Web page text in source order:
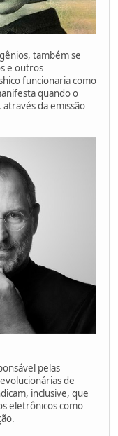
também se
e outros
funcionaria como
quando o
da emissão
pelas
de
inclusive, que
eletrônicos como